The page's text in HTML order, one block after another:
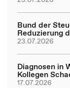
Bund der
Reduzierung
23.07.2026
Diagnosen in
Kollegen
17.07.2026